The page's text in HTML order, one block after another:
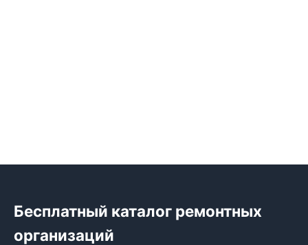
Бесплатный каталог ремонтных
организаций